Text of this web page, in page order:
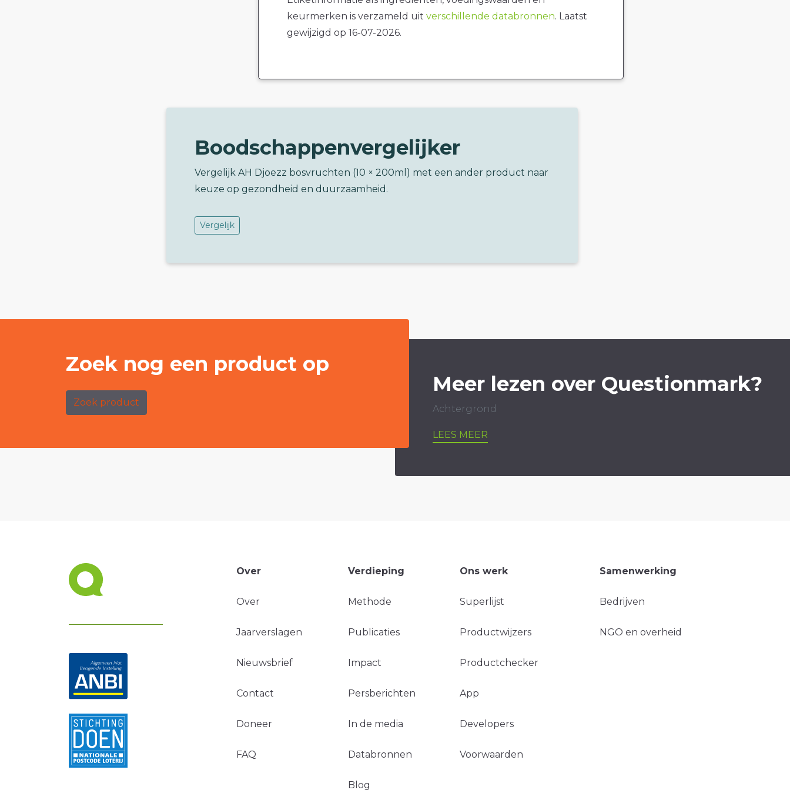
keurmerken is verzameld uit verschillende databronnen. Laatst
gewijzigd op 16-07-2026.
Boodschappenvergelijker
Vergelijk AH Djoezz bosvruchten (10 × 200ml) met een ander product naar
keuze op gezondheid en duurzaamheid.
Vergelijk
Zoek nog een product op
Zoek product
Meer lezen over Questionmark?
Achtergrond
LEES MEER
Over
Over
Jaarverslagen
Nieuwsbrief
Contact
Doneer
FAQ
Verdieping
Methode
Publicaties
Impact
Persberichten
In de media
Databronnen
Blog
Ons werk
Superlijst
Productwijzers
Productchecker
App
Developers
Voorwaarden
Samenwerking
Bedrijven
NGO en overheid